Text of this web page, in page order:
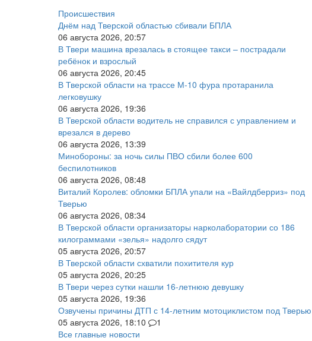
Происшествия
Днём над Тверской областью сбивали БПЛА
06 августа 2026, 20:57
В Твери машина врезалась в стоящее такси – пострадали
ребёнок и взрослый
06 августа 2026, 20:45
В Тверской области на трассе М-10 фура протаранила
легковушку
06 августа 2026, 19:36
В Тверской области водитель не справился с управлением и
врезался в дерево
06 августа 2026, 13:39
Минобороны: за ночь силы ПВО сбили более 600
беспилотников
06 августа 2026, 08:48
Виталий Королев: обломки БПЛА упали на «Вайлдберриз» под
Тверью
06 августа 2026, 08:34
В Тверской области организаторы нарколаборатории со 186
килограммами «зелья» надолго сядут
05 августа 2026, 20:57
В Тверской области схватили похитителя кур
05 августа 2026, 20:25
В Твери через сутки нашли 16-летнюю девушку
05 августа 2026, 19:36
Озвучены причины ДТП с 14-летним мотоциклистом под Тверью
05 августа 2026, 18:10
1
Все главные новости